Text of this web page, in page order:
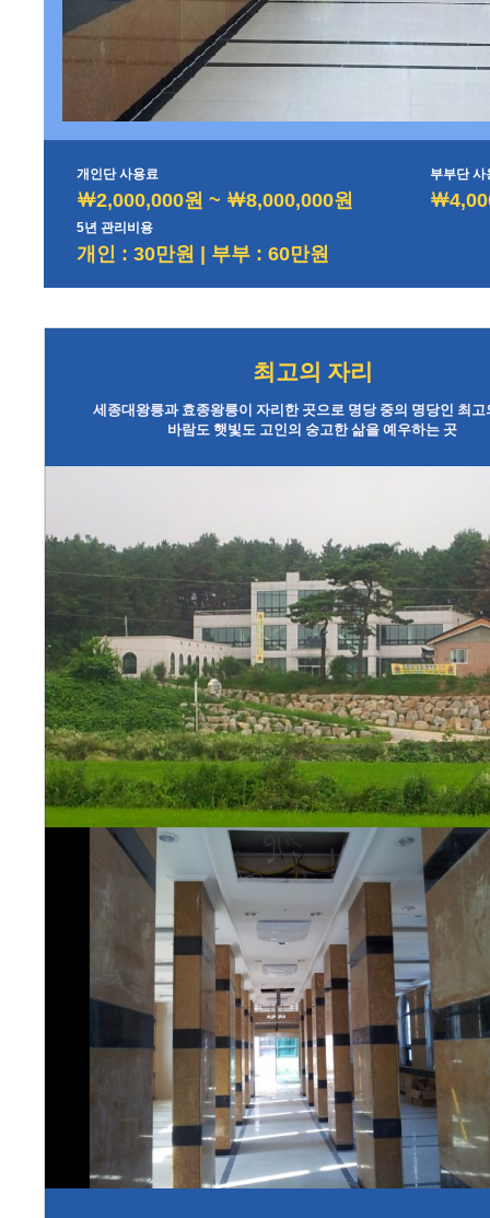
개인단 사용료
￦2,000,000원 ~ ￦8,000,000원
부부단 사
￦
5년 관리비용
개인 : 30만원 | 부부 : 60만원
최고의 자리
세종대왕릉과 효종왕릉이 자리한 곳으로 명당 중의 명당인 최고
바람도 햇빛도 고인의 숭고한 삶을 예우하는 곳